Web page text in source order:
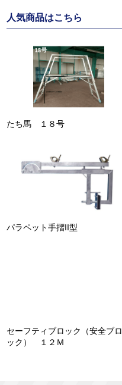
人気商品はこちら
たち馬 １８号
パラペット手摺II型
セーフティブロック（安全ブロ
ック） １２Ｍ